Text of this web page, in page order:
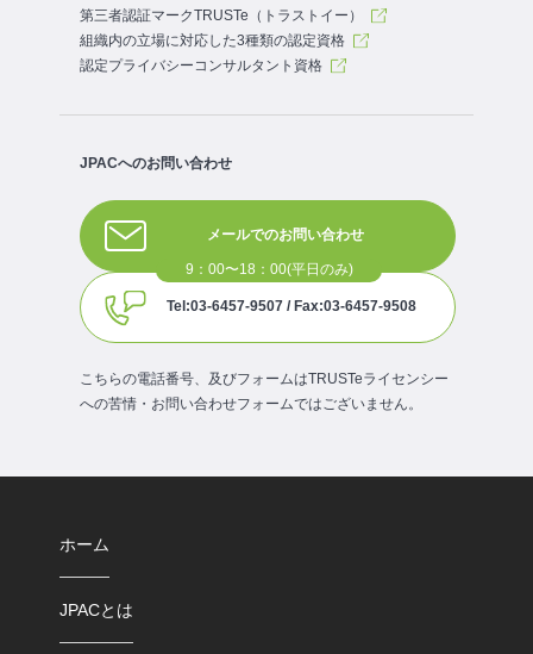
第三者認証マークTRUSTe（トラストイー）
組織内の立場に対応した3種類の認定資格
認定プライバシーコンサルタント資格
JPACへのお問い合わせ
メールでのお問い合わせ
Tel:03-6457-9507 / Fax:03-6457-9508
こちらの電話番号、及びフォームはTRUSTeライセンシー
への苦情・お問い合わせフォームではございません。
ホーム
JPACとは